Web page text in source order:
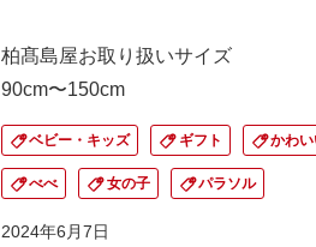
柏髙島屋お取り扱いサイズ
90cm〜150cm
ベビー・キッズ ギフト かわ
べべ 女の子 パラソル
2024年6月7日